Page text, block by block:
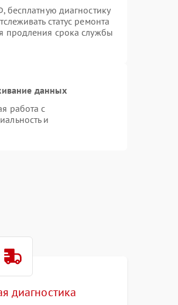
бесплатную диагностику
статус ремонта
продления срока службы
данных
работа с
и
диагностика